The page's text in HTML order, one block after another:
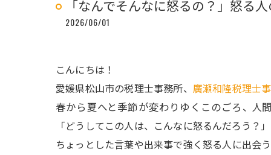
「なんでそんなに怒るの？」怒る
2026/06/01
こんにちは！
愛媛県松山市の税理士事務所、 廣瀬和隆税理士
春から夏へと季節が変わりゆくこのごろ 、人
「どうしてこの人は、こんなに怒るんだろう？
ちょっとした言葉や出来事で強く怒る人に出会